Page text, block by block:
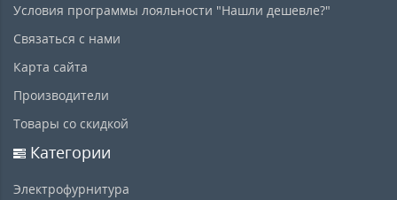
Условия программы лояльности "Нашли дешевле?"
Связаться с нами
Карта сайта
Производители
Товары со скидкой
Категории
Электрофурнитура